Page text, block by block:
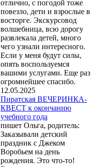
отлично, с погодой тоже
повезло, дети и взрослые в
восторге. Экскурсовод
волшебница, всю дорогу
развлекала детей, много
чего узнали интересного.
Если у меня будут силы,
опять воспользуемся
вашими услугами. Еще раз
огромнейшее спасибо.
12.05.2025
Пиратская ВЕЧЕРИНКА-
КВЕСТ к окончанию
учебного года
пишет Ольга, родитель:
Заказывали детский
праздник с Джеком
Воробьем на день
рождения. Это что-то!